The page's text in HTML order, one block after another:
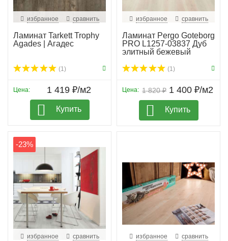
избранное сравнить
Ламинат Tarkett Trophy
Agades | Агадес
(1)
Цена: 1 419 ₽/м2
Купить
избранное сравнить
Ламинат Pergo Goteborg
PRO L1257-03837 Дуб
элитный бежевый
(1)
1 820 ₽
Цена: 1 400 ₽/м2
Купить
-23%
избранное сравнить избранное сравнить